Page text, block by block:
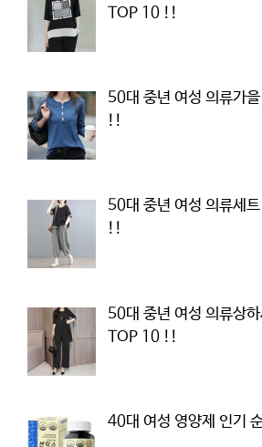
TOP 10 !!
50대 중년 여성 의류가
!!
50대 중년 여성 의류세
!!
50대 중년 여성 의류상
TOP 10 !!
40대 여성 영양제 인기